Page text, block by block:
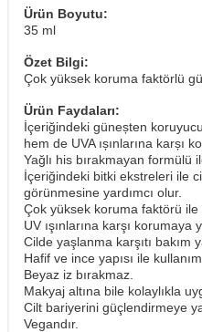
Ürün Boyutu:
35 ml
Özet Bilgi:
Çok yüksek koruma faktörlü
Ürün Faydaları:
İçeriğindeki güneșten
hem de UVA ıșınlarına karșı
Yağlı his bırakmayan formülü
İçeriğindeki bitki ekstreleri ile
görünmesine yardımcı olur.
Çok yüksek koruma faktörü
UV ışınlarına karşı korumaya
Cilde yaşlanma karşıtı bakım
Hafif ve ince yapısı ile
Beyaz iz bırakmaz.
Makyaj altına bile kolaylıkla
Cilt bariyerini güçlendirmeye
Vegandır.